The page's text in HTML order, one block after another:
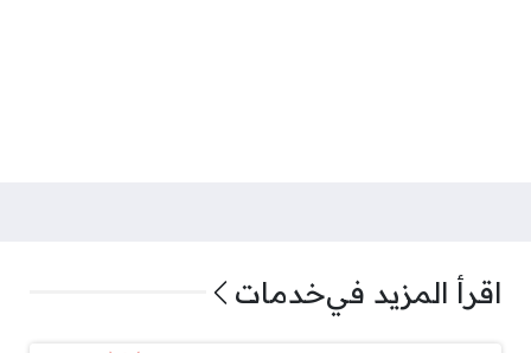
اقرأ المزيد فيخدمات